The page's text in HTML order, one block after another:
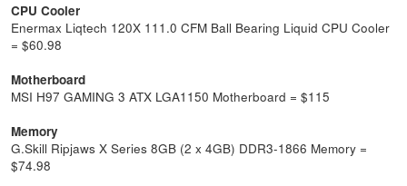
CPU Cooler
Enermax Liqtech 120X 111.0 CFM Ball Bearing Liquid CPU Cooler
= $60.98
Motherboard
MSI H97 GAMING 3 ATX LGA1150 Motherboard = $115
Memory
G.Skill Ripjaws X Series 8GB (2 x 4GB) DDR3-1866 Memory =
$74.98